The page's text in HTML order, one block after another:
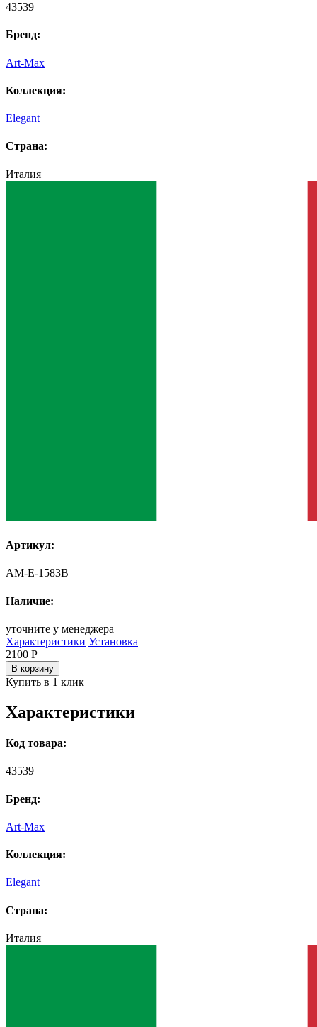
43539
Бренд:
Art-Max
Коллекция:
Elegant
Страна:
Италия
Артикул:
AM-E-1583B
Наличие:
уточните у менеджера
Характеристики Установка
2100 Р
В корзину
Купить в 1 клик
Характеристики
Код товара:
43539
Бренд:
Art-Max
Коллекция:
Elegant
Страна:
Италия